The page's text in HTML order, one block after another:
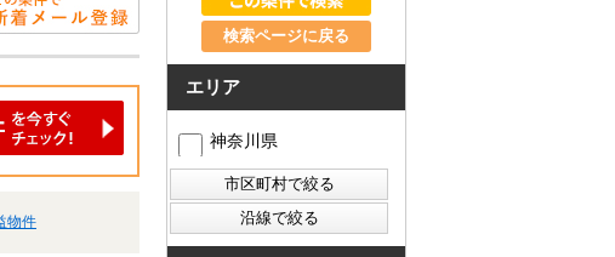
物件
検索ページに戻る
エリア
神奈川県